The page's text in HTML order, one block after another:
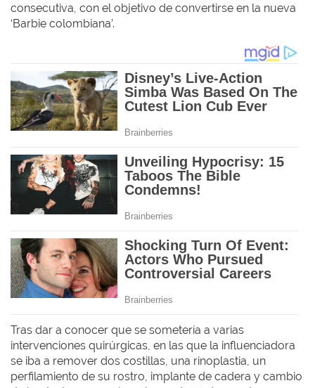
consecutiva, con el objetivo de convertirse en la nueva
‘Barbie colombiana’.
Tras dar a conocer que se sometería a varias
intervenciones quirúrgicas, en las que la influenciadora
se iba a remover dos costillas, una rinoplastia, un
perfilamiento de su rostro, implante de cadera y cambio